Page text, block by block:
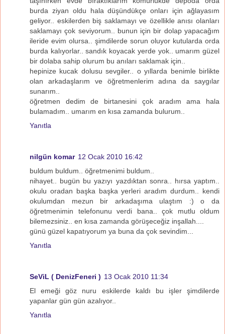
burda ziyan oldu hala düşündükçe onları için ağlayasım
geliyor.. eskilerden biş saklamayı ve özellikle anısı olanları
saklamayı çok seviyorum.. bunun için bir dolap yapacağım
ileride evim olursa.. şimdilerde sorun oluyor kutularda orda
burda kalıyorlar.. sandık koyacak yerde yok.. umarım güzel
bir dolaba sahip olurum bu anıları saklamak için..
hepinize kucak dolusu sevgiler.. o yıllarda benimle birlikte
olan arkadaşlarım ve öğretmenlerim adına da saygılar
sunarım..
öğretmen dedim de birtanesini çok aradım ama hala
bulamadım.. umarım en kısa zamanda bulurum..
Yanıtla
nilgün komar 12 Ocak 2010 16:42
buldum buldum.. öğretmenimi buldum..
nihayet.. bugün bu yazıyı yazdıktan sonra.. hırsa yaptım..
okulu oradan başka başka yerleri aradım durdum.. kendi
okulumdan mezun bir arkadaşıma ulaştım :) o da
öğretmenimin telefonunu verdi bana.. çok mutlu oldum
bilemezsiniz.. en kısa zamanda görüşeceğiz inşallah....
günü güzel kapatıyorum ya buna da çok sevindim...
Yanıtla
SeViL ( DenizFeneri ) 13 Ocak 2010 11:34
El emeği göz nuru eskilerde kaldı bu işler şimdilerde
yapanlar gün gün azalıyor..
Yanıtla